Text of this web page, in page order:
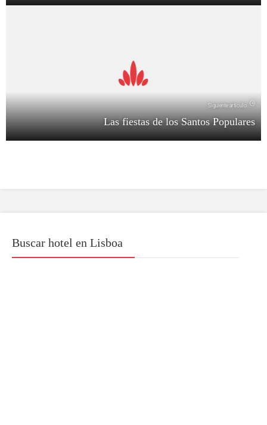
Siguiente artículo
Las fiestas de los Santos Populares
Buscar hotel en Lisboa